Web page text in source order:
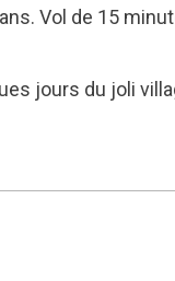
Vol de 15
jours du joli